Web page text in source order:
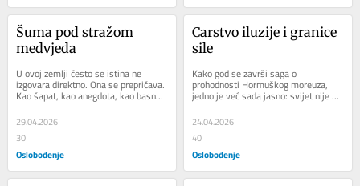
Šuma pod stražom
medvjeda
U ovoj zemlji često se istina ne
izgovara direktno. Ona se prepričava.
Kao šapat, kao anegdota, kao basna.
Tako sam i ja ovih dana čuo priču
koja...
29.04.2026
30
Oslobođenje
Carstvo iluzije i granice
sile
Kako god se završi saga o
prohodnosti Hormuškog moreuza,
jedno je već sada jasno: svijet nije
slušao strategiju, nego improvizaciju.
I nije gledao...
24.04.2026
40
Oslobođenje